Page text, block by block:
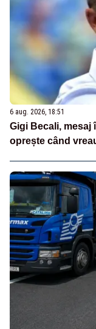
6 aug. 2026, 18:51
Gigi Becali, mesaj
oprește când